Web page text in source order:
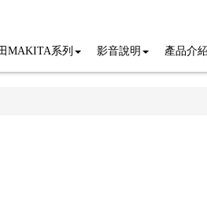
MAKITA系列 影音說明 產品介紹